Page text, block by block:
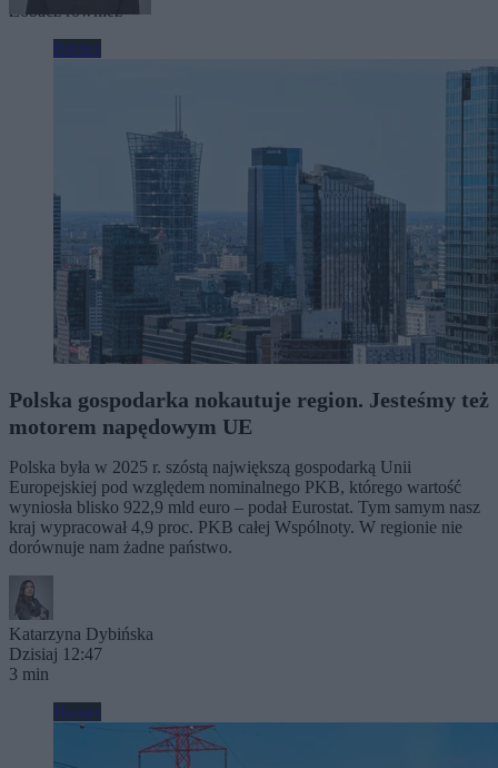
Zobacz również
Biznes
Polska gospodarka nokautuje region. Jesteśmy też
motorem napędowym UE
Polska była w 2025 r. szóstą największą gospodarką Unii
Europejskiej pod względem nominalnego PKB, którego wartość
wyniosła blisko 922,9 mld euro – podał Eurostat. Tym samym nasz
kraj wypracował 4,9 proc. PKB całej Wspólnoty. W regionie nie
dorównuje nam żadne państwo.
Katarzyna Dybińska
Dzisiaj 12:47
3 min
Biznes